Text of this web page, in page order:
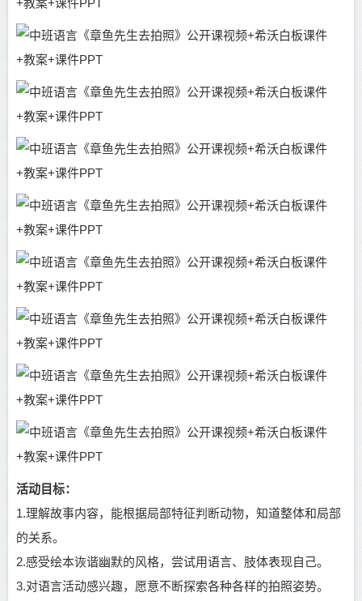
活动目标：
1.理解故事内容，能根据局部特征判断动物，知道整体和局部
的关系。
2.感受绘本诙谐幽默的风格，尝试用语言、肢体表现自己。
3.对语言活动感兴趣，愿意不断探索各种各样的拍照姿势。